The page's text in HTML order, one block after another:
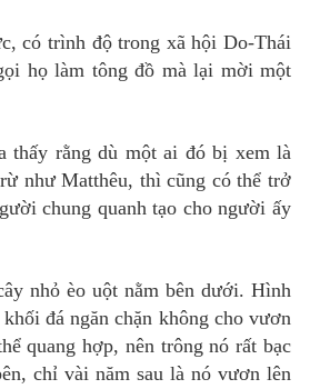
có trình độ trong xã hội Do-Thái
họ làm tông đồ mà lại mời một
thấy rằng dù một ai đó bị xem là
như Matthêu, thì cũng có thể trở
chung quanh tạo cho người ấy
nhỏ èo uột nằm bên dưới. Hình
đá ngăn chặn không cho vươn
quang hợp, nên trông nó rất bạc
chỉ vài năm sau là nó vươn lên